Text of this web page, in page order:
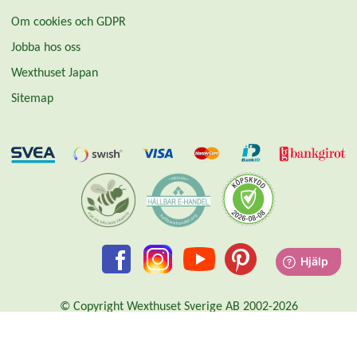
Om cookies och GDPR
Jobba hos oss
Wexthuset Japan
Sitemap
© Copyright Wexthuset Sverige AB 2002-2026